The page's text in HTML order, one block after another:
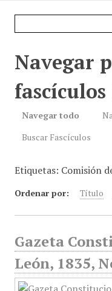
Navegar
Navegar todo
Buscar Fascículos
Etiquetas: Comisión
Ordenar por: Título
Gazeta
León, 1835,